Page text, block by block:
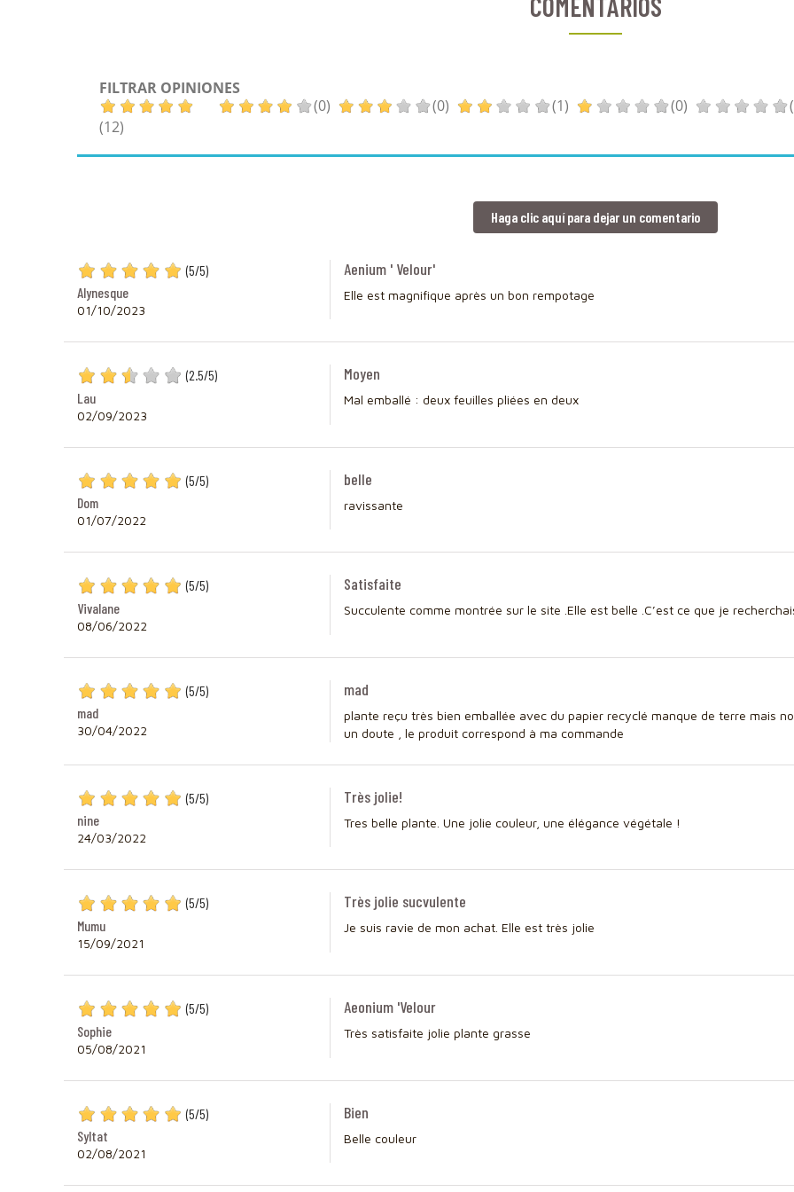
FILTRAR OPINIONES
(12)
(0) (0) (1) (0)
Haga clic aquí para dejar un comentario
(5/5)
Alynesque
01/10/2023
Aenium ' Velour'
Elle est magnifique après un bon rempotage
(2.5/5)
Lau
02/09/2023
Moyen
Mal emballé : deux feuilles pliées en deux
(5/5)
Dom
01/07/2022
belle
ravissante
(5/5)
Vivalane
08/06/2022
Satisfaite
Succulente comme montrée sur le site .Elle est belle .C’est ce que je
(5/5)
mad
30/04/2022
mad
plante reçu très bien emballée avec du papier recyclé manque de terre mais
un doute , le produit correspond à ma commande
(5/5)
nine
24/03/2022
Très jolie!
Tres belle plante. Une jolie couleur, une élégance végétale !
(5/5)
Mumu
15/09/2021
Très jolie sucvulente
Je suis ravie de mon achat. Elle est très jolie
(5/5)
Sophie
05/08/2021
Aeonium 'Velour
Très satisfaite jolie plante grasse
(5/5)
Syltat
02/08/2021
Bien
Belle couleur